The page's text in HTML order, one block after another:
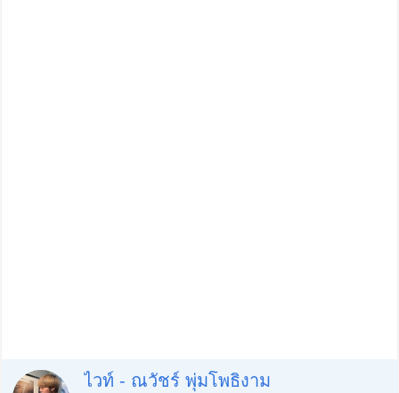
ไวท์ - ณวัชร์ พุ่มโพธิงาม